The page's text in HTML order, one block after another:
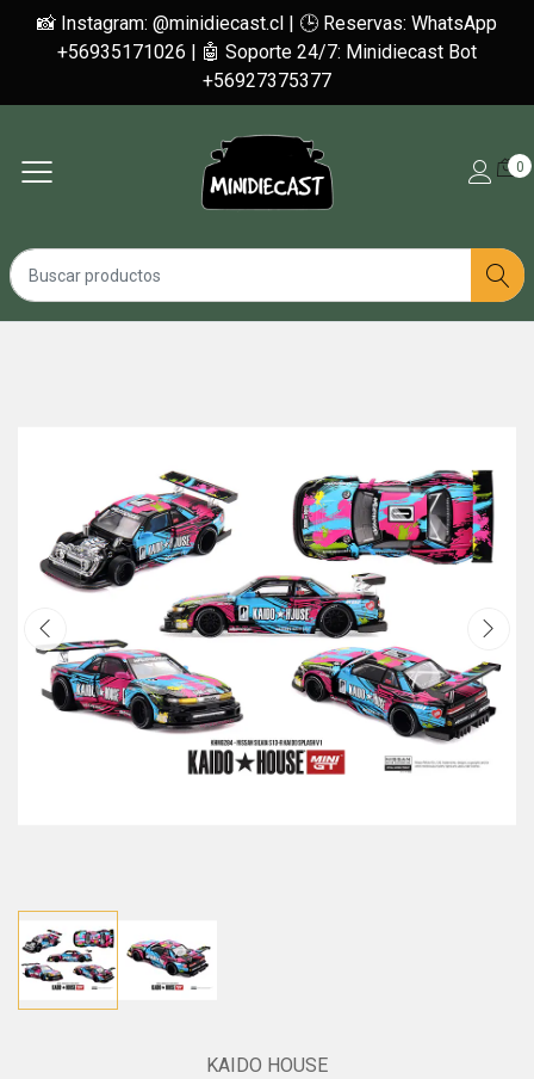
📸 Instagram: @minidiecast.cl | 🕒 Reservas: WhatsApp
+56935171026 | 🤖 Soporte 24/7: Minidiecast Bot
+56927375377
0
KAIDO HOUSE